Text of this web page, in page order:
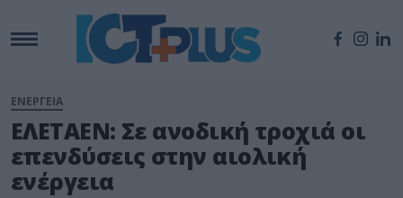
ΕΝΕΡΓΕΙΑ
ΕΛΕΤΑΕΝ: Σε ανοδική τροχιά οι
επενδύσεις στην αιολική
ενέργεια